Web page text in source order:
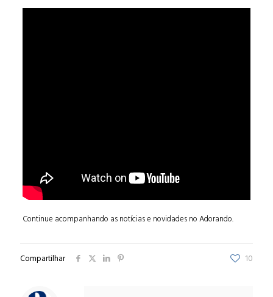
Continue acompanhando as notícias e novidades no Adorando.
Compartilhar 10